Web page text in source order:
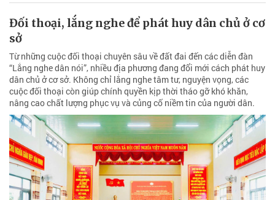
Đối thoại, lắng nghe để phát huy dân chủ ở cơ
sở
Từ những cuộc đối thoại chuyên sâu về đất đai đến các diễn đàn
“Lắng nghe dân nói”, nhiều địa phương đang đổi mới cách phát huy
dân chủ ở cơ sở. Không chỉ lắng nghe tâm tư, nguyện vọng, các
cuộc đối thoại còn giúp chính quyền kịp thời tháo gỡ khó khăn,
nâng cao chất lượng phục vụ và củng cố niềm tin của người dân.